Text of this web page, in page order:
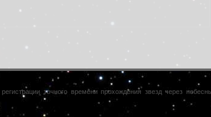
точного времени прохождения звезд через